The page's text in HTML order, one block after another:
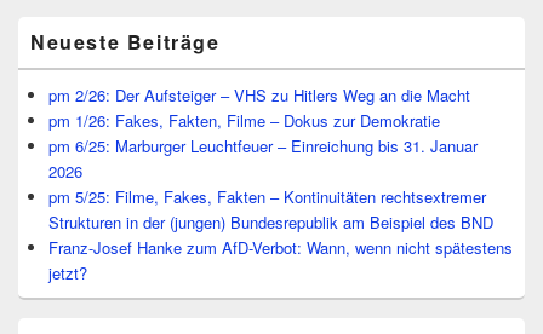
Seitenleisten
Widget-
Bereich
Neueste Beiträge
pm 2/26: Der Aufsteiger – VHS zu Hitlers Weg an die Macht
pm 1/26: Fakes, Fakten, Filme – Dokus zur Demokratie
pm 6/25: Marburger Leuchtfeuer – Einreichung bis 31. Januar
2026
pm 5/25: Filme, Fakes, Fakten – Kontinuitäten rechtsextremer
Strukturen in der (jungen) Bundesrepublik am Beispiel des BND
Franz-Josef Hanke zum AfD-Verbot: Wann, wenn nicht spätestens
jetzt?